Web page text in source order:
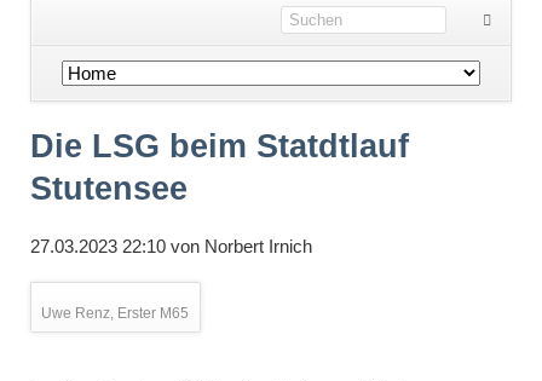
Navigation
Die LSG beim Statdtlauf
Stutensee
27.03.2023 22:10von Norbert Irnich
Uwe Renz, Erster M65